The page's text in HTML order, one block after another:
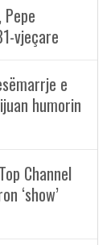
vjeçare
e
humorin
Channel
‘show’